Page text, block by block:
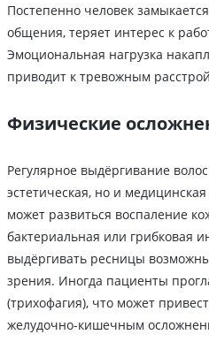
Постепенно человек
общения, теряет интерес к
Эмоциональная нагрузка
приводит к тревожным
Физические
Регулярное выдёргивание
эстетическая, но и
может развиться воспаление
бактериальная или грибковая
выдёргивать ресницы
зрения. Иногда пациенты
(трихофагия), что может
желудочно-кишечным